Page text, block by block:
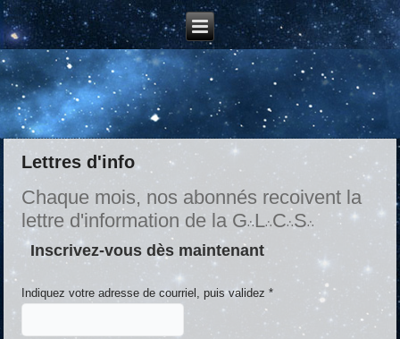
Lettres d'info
Chaque mois, nos abonnés recoivent la
lettre d'information de la G∴ L∴C∴S∴
Inscrivez-vous dès maintenant
Indiquez votre adresse de courriel, puis validez*